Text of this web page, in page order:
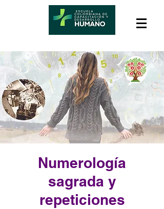
Numerología
sagrada y
repeticiones